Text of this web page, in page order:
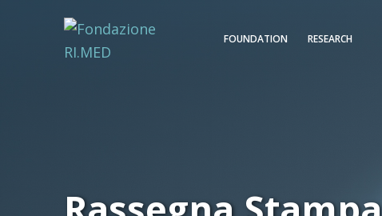
FOUNDATION RESEARCH